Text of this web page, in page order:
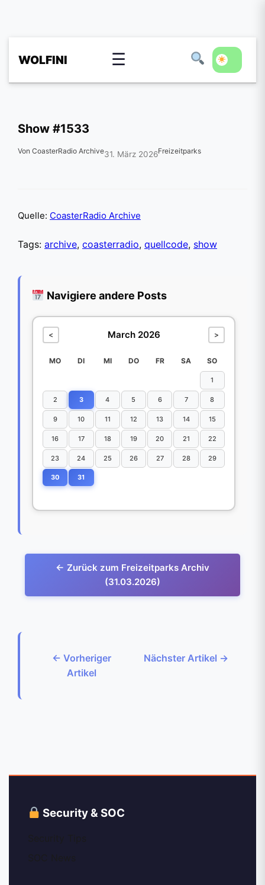
WOLFINI ☰
Show #1533
Von CoasterRadio Archive31. März 2026Freizeitparks
Quelle: CoasterRadio Archive
Tags: archive, coasterradio, quellcode, show
Navigiere andere Posts
< March 2026 >
MO DI MI DO FR SA SO
1
2 3 4 5 6 7 8
9 10 11 12 13 14 15
16 17 18 19 20 21 22
23 24 25 26 27 28 29
30 31
← Zurück zum Freizeitparks Archiv
(31.03.2026)
← Vorheriger
Artikel
Nächster Artikel →
Security & SOC